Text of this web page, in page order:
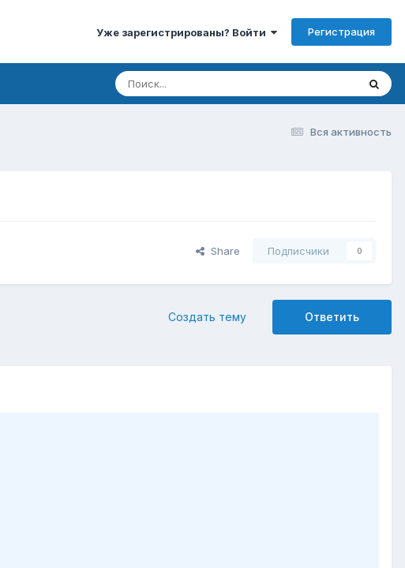
Уже зарегистрированы? Войти Регистрация
Вся активность
Share Подписчики 0
Ответить
Создать тему